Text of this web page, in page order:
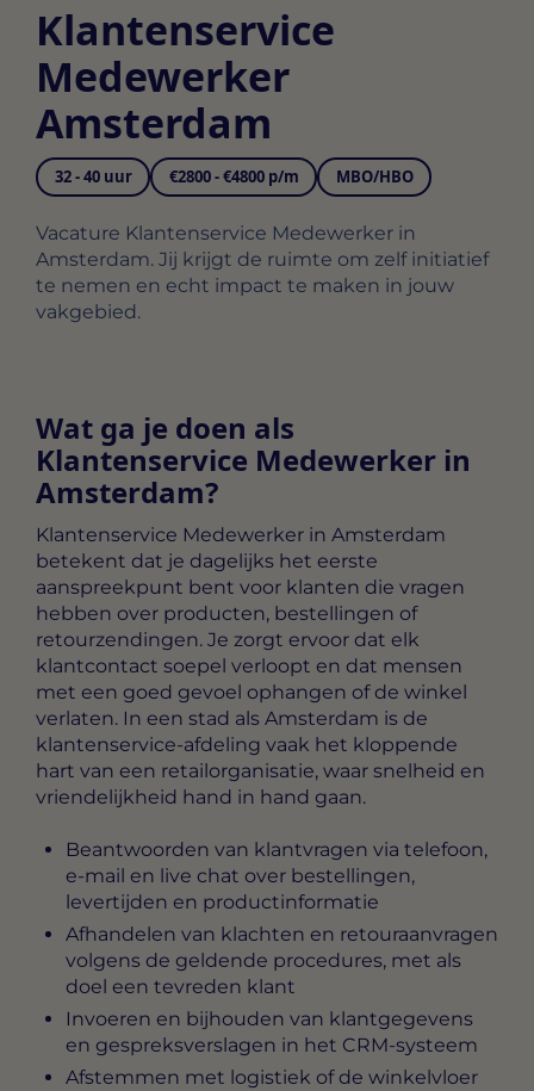
Klantenservice
Medewerker
Amsterdam
32 - 40 uur €2800 - €4800 p/m MBO/HBO
Vacature Klantenservice Medewerker in
Amsterdam. Jij krijgt de ruimte om zelf initiatief
te nemen en echt impact te maken in jouw
vakgebied.
Wat ga je doen als
Klantenservice Medewerker in
Amsterdam?
Klantenservice Medewerker in Amsterdam
betekent dat je dagelijks het eerste
aanspreekpunt bent voor klanten die vragen
hebben over producten, bestellingen of
retourzendingen. Je zorgt ervoor dat elk
klantcontact soepel verloopt en dat mensen
met een goed gevoel ophangen of de winkel
verlaten. In een stad als Amsterdam is de
klantenservice-afdeling vaak het kloppende
hart van een retailorganisatie, waar snelheid en
vriendelijkheid hand in hand gaan.
Beantwoorden van klantvragen via telefoon,
e-mail en live chat over bestellingen,
levertijden en productinformatie
Afhandelen van klachten en retouraanvragen
volgens de geldende procedures, met als
doel een tevreden klant
Invoeren en bijhouden van klantgegevens
en gespreksverslagen in het CRM-systeem
Afstemmen met logistiek of de winkelvloer